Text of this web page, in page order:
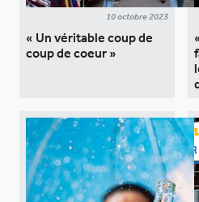
10 octobre 2023
« Un véritable coup de
coup de coeur »